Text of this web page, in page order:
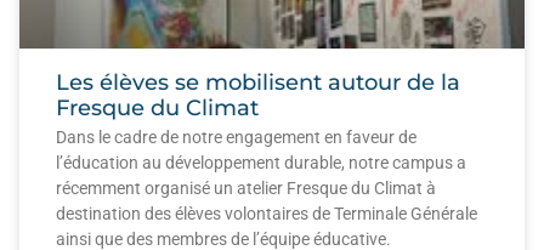
Les élèves se mobilisent autour de la
Fresque du Climat
Dans le cadre de notre engagement en faveur de
l’éducation au développement durable, notre campus a
récemment organisé un atelier Fresque du Climat à
destination des élèves volontaires de Terminale Générale
ainsi que des membres de l’équipe éducative.